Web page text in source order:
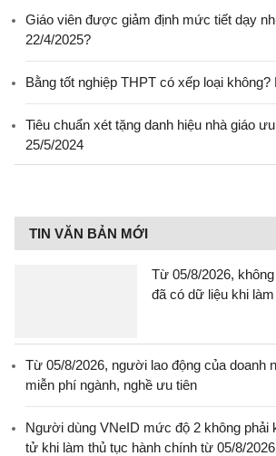
Giáo viên được giảm định mức tiết dạy
22/4/2025?
Bằng tốt nghiệp THPT có xếp loại
Tiêu chuẩn xét tặng danh hiệu nhà giáo
25/5/2024
TIN VĂN BẢN MỚI
Từ 05/8/2026,
đã có dữ liệu khi
Từ 05/8/2026, người lao động của doanh
miễn phí ngành, nghề ưu tiên
Người dùng VNeID mức độ 2 không phải
tử khi làm thủ tục hành chính từ 05/8/2026